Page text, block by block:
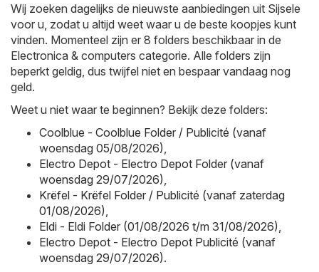
Wij zoeken dagelijks de nieuwste aanbiedingen uit Sijsele
voor u, zodat u altijd weet waar u de beste koopjes kunt
vinden. Momenteel zijn er 8 folders beschikbaar in de
Electronica & computers categorie. Alle folders zijn
beperkt geldig, dus twijfel niet en bespaar vandaag nog
geld.
Weet u niet waar te beginnen? Bekijk deze folders:
Coolblue - Coolblue Folder / Publicité (vanaf
woensdag 05/08/2026)
Electro Depot - Electro Depot Folder (vanaf
woensdag 29/07/2026)
Krëfel - Krëfel Folder / Publicité (vanaf zaterdag
01/08/2026)
Eldi - Eldi Folder (01/08/2026 t/m 31/08/2026)
Electro Depot - Electro Depot Publicité (vanaf
woensdag 29/07/2026).